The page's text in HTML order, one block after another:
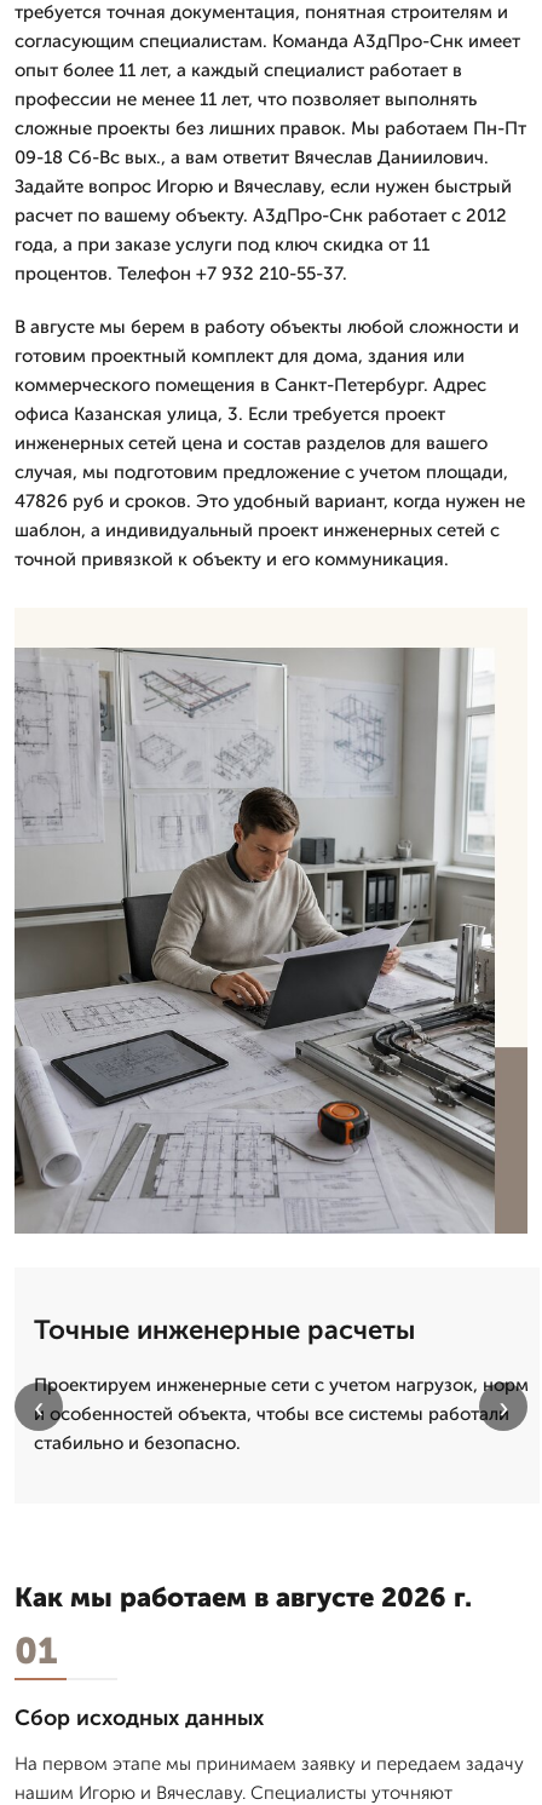
требуется точная документация, понятная строителям и
согласующим специалистам. Команда А3дПро-Снк имеет
опыт более 11 лет, а каждый специалист работает в
профессии не менее 11 лет, что позволяет выполнять
сложные проекты без лишних правок. Мы работаем Пн-Пт
09-18 Сб-Вс вых., а вам ответит Вячеслав Даниилович.
Задайте вопрос Игорю и Вячеславу, если нужен быстрый
расчет по вашему объекту. А3дПро-Снк работает с 2012
года, а при заказе услуги под ключ скидка от 11
процентов. Телефон +7 932 210-55-37.
В августе мы берем в работу объекты любой сложности и
готовим проектный комплект для дома, здания или
коммерческого помещения в Санкт-Петербург. Адрес
офиса Казанская улица, 3. Если требуется проект
инженерных сетей цена и состав разделов для вашего
случая, мы подготовим предложение с учетом площади,
47826 руб и сроков. Это удобный вариант, когда нужен не
шаблон, а индивидуальный проект инженерных сетей с
точной привязкой к объекту и его коммуникация.
Точные инженерные расчеты
Проектируем инженерные сети с учетом нагрузок, норм
и особенностей объекта, чтобы все системы работали
стабильно и безопасно.
‹ ›
Как мы работаем в августе 2026 г.
01
Сбор исходных данных
На первом этапе мы принимаем заявку и передаем задачу
нашим Игорю и Вячеславу. Специалисты уточняют